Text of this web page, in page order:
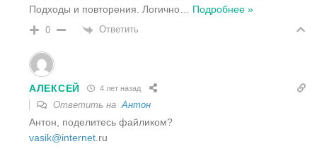
Подходы и повторения. Логично
Подробнее »
0 Ответить
АЛЕКСЕЙ 4 лет назад
Ответить на Антон
Антон, поделитесь файликом?
vasik@internet .ru